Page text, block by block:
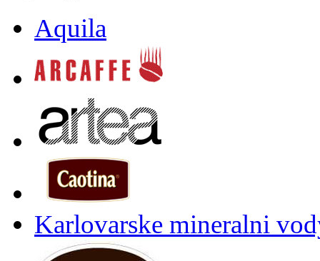
Aquila
Karlovarske mineralni